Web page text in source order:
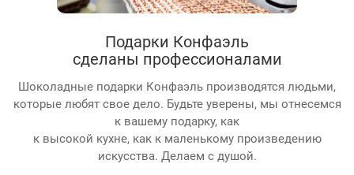
Подарки Конфаэль
сделаны профессионалами
Шоколадные подарки Конфаэль производятся людьми,
которые любят свое дело. Будьте уверены, мы отнесемся
к вашему подарку, как
к высокой кухне, как к маленькому произведению
искусства. Делаем с душой.